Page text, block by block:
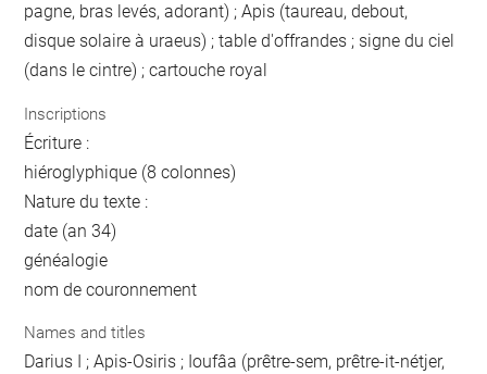
pagne, bras levés, adorant) ; Apis (taureau, debout,
disque solaire à uraeus) ; table d'offrandes ; signe du ciel
(dans le cintre) ; cartouche royal
Inscriptions
Écriture :
hiéroglyphique (8 colonnes)
Nature du texte :
date (an 34)
généalogie
nom de couronnement
Names and titles
Darius I ; Apis-Osiris ; Ioufâa (prêtre-sem, prêtre-it-nétjer,